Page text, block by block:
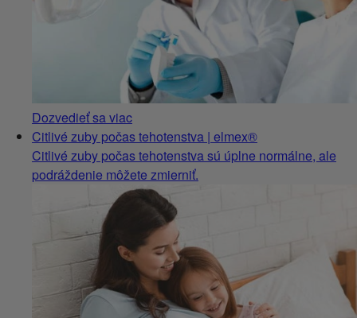
Dozvedieť sa viac
Citlivé zuby počas tehotenstva | elmex®
Citlivé zuby počas tehotenstva sú úplne normálne, ale
podráždenie môžete zmierniť.